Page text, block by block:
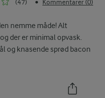
(47) • Kommentarer (0)
nemme måde! Alt
der er minimal opvask.
og knasende sprød bacon